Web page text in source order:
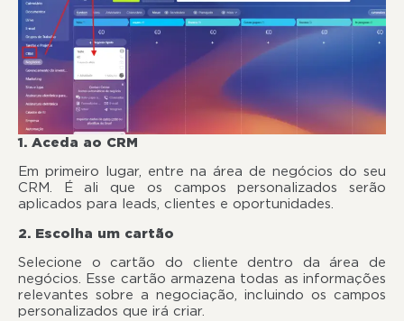
1. Aceda ao CRM
Em primeiro lugar, entre na área de negócios do seu
CRM. É ali que os campos personalizados serão
aplicados para leads, clientes e oportunidades.
2. Escolha um cartão
Selecione o cartão do cliente dentro da área de
negócios. Esse cartão armazena todas as informações
relevantes sobre a negociação, incluindo os campos
personalizados que irá criar.